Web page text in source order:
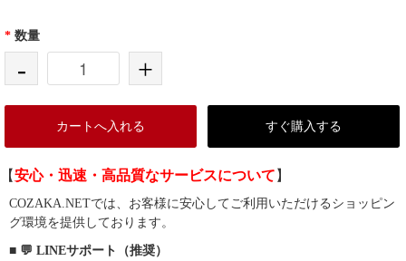
* 数量
- +
カートへ入れる すぐ購入する
【安心・迅速・高品質なサービスについて 】
COZAKA.NETでは、お客様に安心してご利用いただけるショッピン
グ環境を提供しております。
■ 💬 LINEサポート（推奨）